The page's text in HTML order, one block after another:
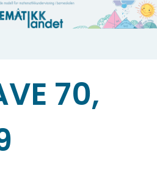
70,